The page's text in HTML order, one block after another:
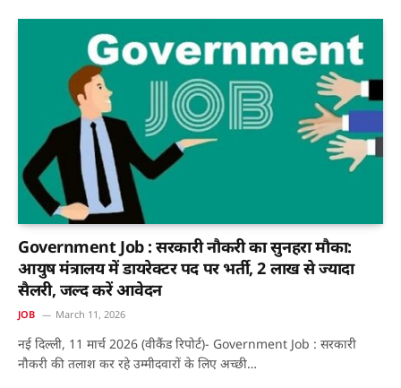
Government Job : सरकारी नौकरी का सुनहरा मौका:
आयुष मंत्रालय में डायरेक्टर पद पर भर्ती, 2 लाख से ज्यादा
सैलरी, जल्द करें आवेदन
JOB March 11, 2026
नई दिल्ली, 11 मार्च 2026 (वीकैंड रिपोर्ट)- Government Job : सरकारी
नौकरी की तलाश कर रहे उम्मीदवारों के लिए अच्छी…